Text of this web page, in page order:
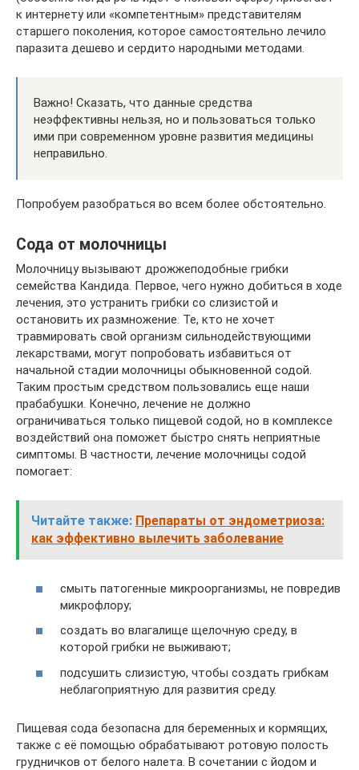
к интернету или «компетентным» представителям
старшего поколения, которое самостоятельно лечило
паразита дешево и сердито народными методами.
Важно! Сказать, что данные средства
неэффективны нельзя, но и пользоваться только
ими при современном уровне развития медицины
неправильно.
Попробуем разобраться во всем более обстоятельно.
Сода от молочницы
Молочницу вызывают дрожжеподобные грибки
семейства Кандида. Первое, чего нужно добиться в ходе
лечения, это устранить грибки со слизистой и
остановить их размножение. Те, кто не хочет
травмировать свой организм сильнодействующими
лекарствами, могут попробовать избавиться от
начальной стадии молочницы обыкновенной содой.
Таким простым средством пользовались еще наши
прабабушки. Конечно, лечение не должно
ограничиваться только пищевой содой, но в комплексе
воздействий она поможет быстро снять неприятные
симптомы. В частности, лечение молочницы содой
помогает:
Читайте также: Препараты от эндометриоза:
как эффективно вылечить заболевание
смыть патогенные микроорганизмы, не повредив
микрофлору;
создать во влагалище щелочную среду, в
которой грибки не выживают;
подсушить слизистую, чтобы создать грибкам
неблагоприятную для развития среду.
Пищевая сода безопасна для беременных и кормящих,
также с её помощью обрабатывают ротовую полость
грудничков от белого налета. В сочетании с йодом и